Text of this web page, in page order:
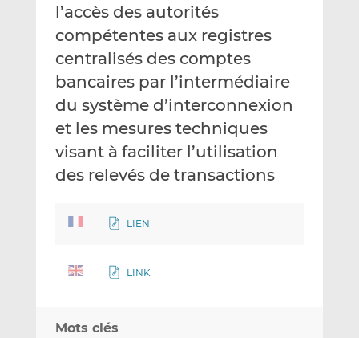
i
l
n
k
e
d
n
c
e
b
o
k
l’accès des autorités
compétentes aux registres
centralisés des comptes
bancaires par l’intermédiaire
du système d’interconnexion
et les mesures techniques
visant à faciliter l’utilisation
des relevés de transactions
LIEN
LINK
Mots clés